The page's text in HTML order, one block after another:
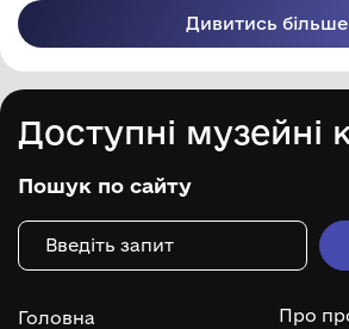
Дивитись більше
Доступні музейні
Пошук по сайту
Головна
Про